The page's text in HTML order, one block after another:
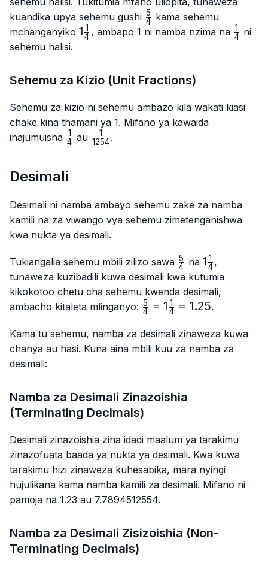
kuandika upya sehemu gushi \frac{5}
{4}
4
5
kama sehemu
mchanganyiko 1\frac{1}
1 4
1 , ambapo 1 ni namba nzima na 4
1
ni
sehemu halisi.
Sehemu za Kizio (Unit Fractions)
Sehemu za kizio ni sehemu ambazo kila wakati kiasi
chake kina thamani ya 1. Mifano ya kawaida
inajumuisha \frac{1}
4
1 au \frac{1}
1254
1 .
Desimali
Desimali ni namba ambayo sehemu zake za namba
kamili na za viwango vya sehemu zimetenganishwa
kwa nukta ya desimali.
Tukiangalia sehemu mbili zilizo sawa \frac{5}
{4}
4
5 na 1\frac{1}
{4}
14
1 ,
tunaweza kuzibadili kuwa desimali kwa kutumia
kikokotoo chetu cha sehemu kwenda desimali,
ambacho kitaleta mlinganyo: \frac{5}
{4}=1.25
4
5 = 1 4
1 = 1.25.
Kama tu sehemu, namba za desimali zinaweza kuwa
chanya au hasi. Kuna aina mbili kuu za namba za
desimali:
Namba za Desimali Zinazoishia
(Terminating Decimals)
Desimali zinazoishia zina idadi maalum ya tarakimu
zinazofuata baada ya nukta ya desimali. Kwa kuwa
tarakimu hizi zinaweza kuhesabika, mara nyingi
hujulikana kama namba kamili za desimali. Mifano ni
pamoja na 1.23 au 7.7894512554.
Namba za Desimali Zisizoishia (Non-
Terminating Decimals)